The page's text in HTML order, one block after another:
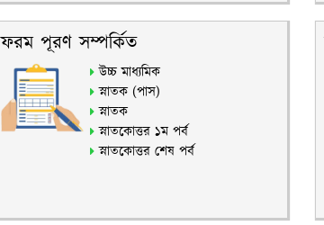
ফরম পূরণ সম্পর্কিত
উচ্চ মাধ্যমিক
স্নাতক (পাস)
স্নাতক
স্নাতকোত্তর ১ম পর্ব
স্নাতকোত্তর শেষ পর্ব